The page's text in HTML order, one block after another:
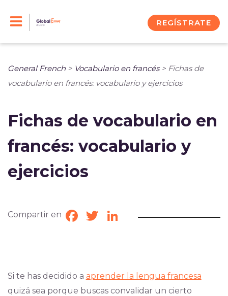
REGÍSTRATE
General French > Vocabulario en francés> Fichas de
vocabulario en francés: vocabulario y ejercicios
Fichas de vocabulario en
francés: vocabulario y
ejercicios
Compartir en Facebook
TwitterLinkedIn
Si te has decidido a aprender la lengua francesa
quizá sea porque buscas convalidar un cierto